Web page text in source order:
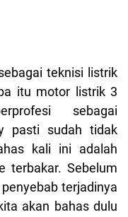
teknisi listrik
itu motor listrik 3
sebagai
pasti sudah tidak
kali ini adalah
terbakar. Sebelum
terjadinya
akan bahas dulu